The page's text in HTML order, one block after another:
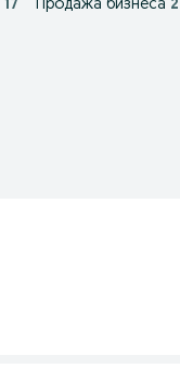
17 Продажа бизнеса 2